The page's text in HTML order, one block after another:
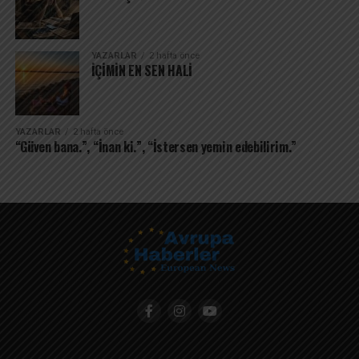
YAZARLAR 2 hafta önce
İÇİMİN EN SEN HALİ
YAZARLAR 2 hafta önce
“Güven bana.”, “İnan ki.”, “İstersen yemin edebilirim.”